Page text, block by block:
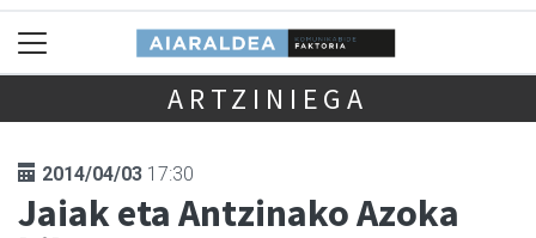
ARTZINIEGA
2014/04/03 17:30
Jaiak eta Antzinako Azoka